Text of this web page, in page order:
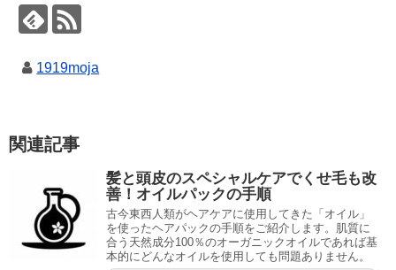
1919moja
関連記事
髪と頭皮のスペシャルケアでくせ毛も改
善！オイルパックの手順
古今東西人類がヘアケアに使用してきた「オイル」
を使ったヘアパックの手順をご紹介します。肌質に
合う天然成分100％のオーガニックオイルであれば基
本的にどんなオイルを使用しても問題ありません。